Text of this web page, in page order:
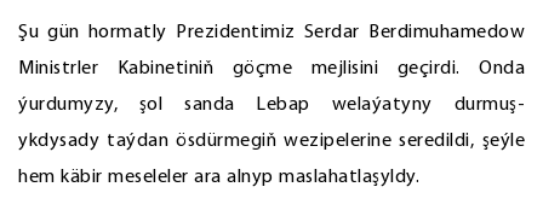
Şu gün hormatly Prezidentimiz Serdar Berdimuhamedow
Ministrler Kabinetiniň göçme mejlisini geçirdi. Onda
ýurdumyzy, şol sanda Lebap welaýatyny durmuş-
ykdysady taýdan ösdürmegiň wezipelerine seredildi, şeýle
hem käbir meseleler ara alnyp maslahatlaşyldy.